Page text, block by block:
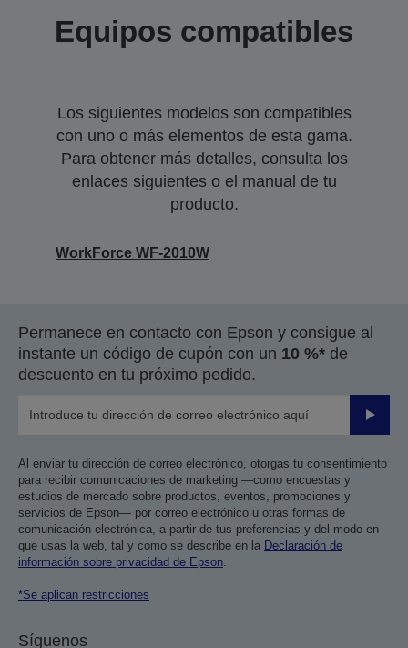
Equipos compatibles
Los siguientes modelos son compatibles
con uno o más elementos de esta gama.
Para obtener más detalles, consulta los
enlaces siguientes o el manual de tu
producto.
WorkForce WF-2010W
Permanece en contacto con Epson y consigue al
instante un código de cupón con un 10 %* de
descuento en tu próximo pedido.
Enviar
Al enviar tu dirección de correo electrónico, otorgas tu consentimiento
para recibir comunicaciones de marketing —como encuestas y
estudios de mercado sobre productos, eventos, promociones y
servicios de Epson— por correo electrónico u otras formas de
comunicación electrónica, a partir de tus preferencias y del modo en
que usas la web, tal y como se describe en la Declaración de
información sobre privacidad de Epson.
*Se aplican restricciones
Síguenos